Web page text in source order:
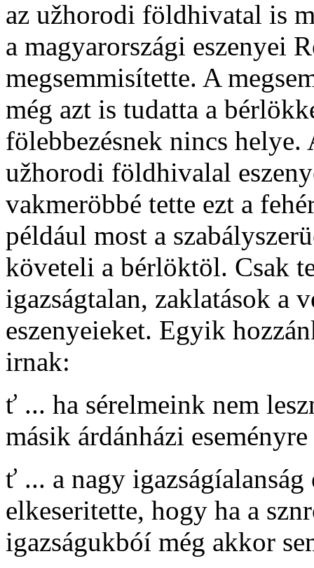
az užhorodi földhivatal is
a magyarországi eszenyei
megsemmisítette. A
még azt is tudatta a
fölebbezésnek nincs
užhorodi földhivalal
vakmeröbbé tette ezt a
például most a
követeli a bérlöktöl. Csak
igazságtalan, zaklatások a
eszenyeieket. Egyik
irnak:
ť ... ha sérelmeink nem
másik árdánházi
ť ... a nagy
elkeseritette, hogy ha a
igazságukbóí még akkor